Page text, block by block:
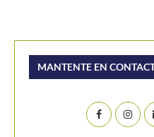
MANTENTE EN